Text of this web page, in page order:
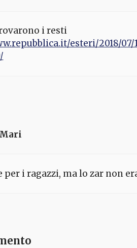
i resti
esteri/2018/07/
per i ragazzi, ma lo zar non